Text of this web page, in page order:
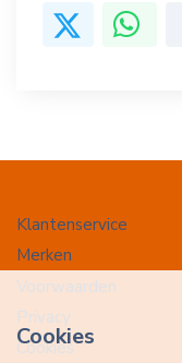
Klantenservice
Merken
Voorwaarden
Privacy
Cookies
Cookies